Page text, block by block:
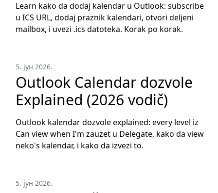
Learn kako da dodaj kalendar u Outlook: subscribe
u ICS URL, dodaj praznik kalendari, otvori deljeni
mailbox, i uvezi .ics datoteka. Korak po korak.
5. јун 2026.
Outlook Calendar dozvole
Explained (2026 vodič)
Outlook kalendar dozvole explained: every level iz
Can view when I'm zauzet u Delegate, kako da view
neko's kalendar, i kako da izvezi to.
5. јун 2026.